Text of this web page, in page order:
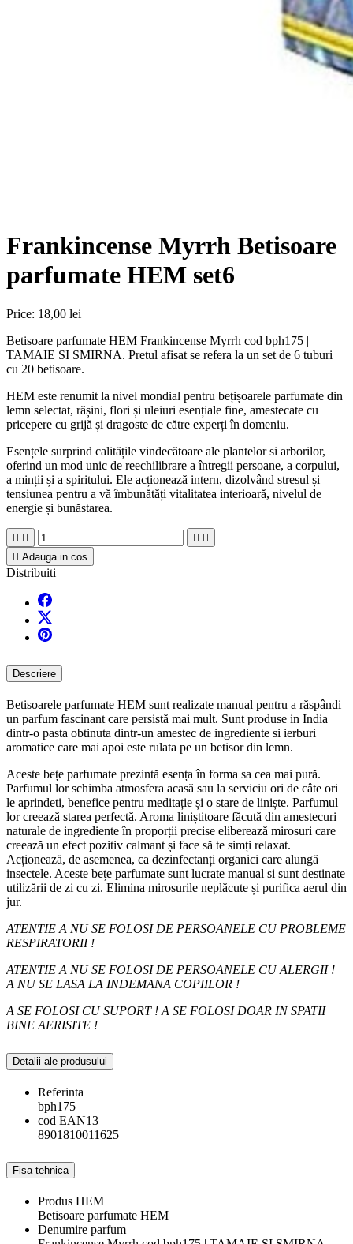
Frankincense Myrrh Betisoare
parfumate HEM set6
Price: 18,00 lei
Betisoare parfumate HEM Frankincense Myrrh cod bph175 |
TAMAIE SI SMIRNA. Pretul afisat se refera la un set de 6 tuburi
cu 20 betisoare.
HEM este renumit la nivel mondial pentru bețișoarele parfumate din
lemn selectat, rășini, flori și uleiuri esențiale fine, amestecate cu
pricepere cu grijă și dragoste de către experți în domeniu.
Esențele surprind calitățile vindecătoare ale plantelor si arborilor,
oferind un mod unic de reechilibrare a întregii persoane, a corpului,
a minții și a spiritului. Ele acționează intern, dizolvând stresul și
tensiunea pentru a vă îmbunătăți vitalitatea interioară, nivelul de
energie și bunăstarea.
   
 Adauga in cos
Distribuiti
Descriere
Betisoarele parfumate HEM sunt realizate manual pentru a răspândi
un parfum fascinant care persistă mai mult. Sunt produse in India
dintr-o pasta obtinuta dintr-un amestec de ingrediente si ierburi
aromatice care mai apoi este rulata pe un betisor din lemn.
Aceste bețe parfumate prezintă esența în forma sa cea mai pură.
Parfumul lor schimba atmosfera acasă sau la serviciu ori de câte ori
le aprindeti, benefice pentru meditație și o stare de liniște. Parfumul
lor creează starea perfectă. Aroma liniștitoare făcută din amestecuri
naturale de ingrediente în proporții precise eliberează mirosuri care
creează un efect pozitiv calmant și face să te simți relaxat.
Acționează, de asemenea, ca dezinfectanți organici care alungă
insectele. Aceste bețe parfumate sunt lucrate manual si sunt destinate
utilizării de zi cu zi. Elimina mirosurile neplăcute și purifica aerul din
jur.
ATENTIE A NU SE FOLOSI DE PERSOANELE CU PROBLEME
RESPIRATORII !
ATENTIE A NU SE FOLOSI DE PERSOANELE CU ALERGII !
A NU SE LASA LA INDEMANA COPIILOR !
A SE FOLOSI CU SUPORT ! A SE FOLOSI DOAR IN SPATII
BINE AERISITE !
Detalii ale produsului
Referinta
bph175
cod EAN13
8901810011625
Fisa tehnica
Produs HEM
Betisoare parfumate HEM
Denumire parfum